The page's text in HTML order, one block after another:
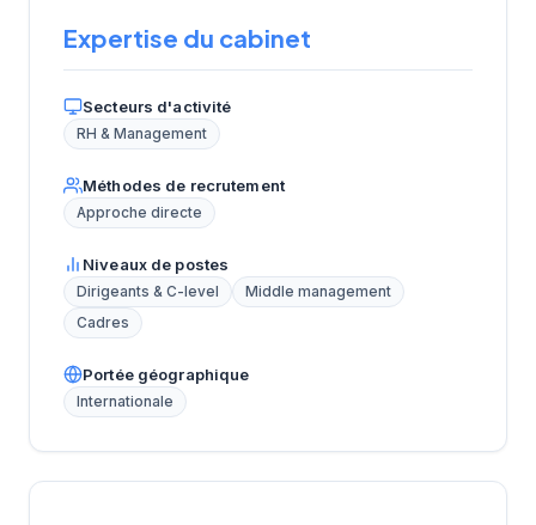
Expertise du cabinet
Secteurs d'activité
RH & Management
Méthodes de recrutement
Approche directe
Niveaux de postes
Dirigeants & C-level
Middle management
Cadres
Portée géographique
Internationale